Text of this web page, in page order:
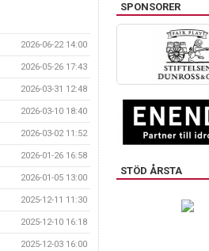
2026-06-22 14:00
2026-05-26 17:43
2026-03-31 12:48
2026-03-10 18:40
2026-03-02 11:52
2026-01-26 16:58
2026-01-05 13:00
2025-12-11 11:30
2025-12-10 16:18
2025-12-03 16:00
SPONSORER
STÖD ÅRSTA